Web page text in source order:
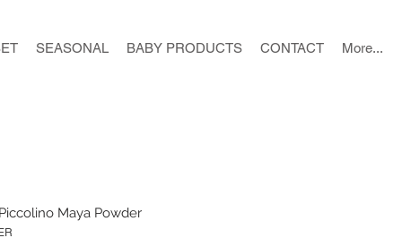
Maya Powder
SEASONAL BABY PRODUCTS CONTACT More...